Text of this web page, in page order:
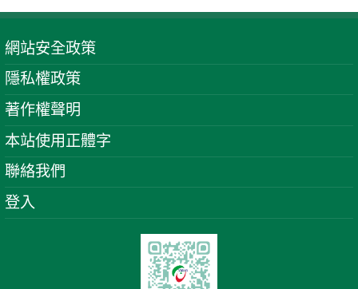
網站安全政策
隱私權政策
著作權聲明
本站使用正體字
聯絡我們
登入